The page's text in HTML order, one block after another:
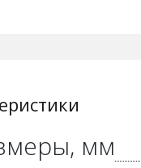
мм